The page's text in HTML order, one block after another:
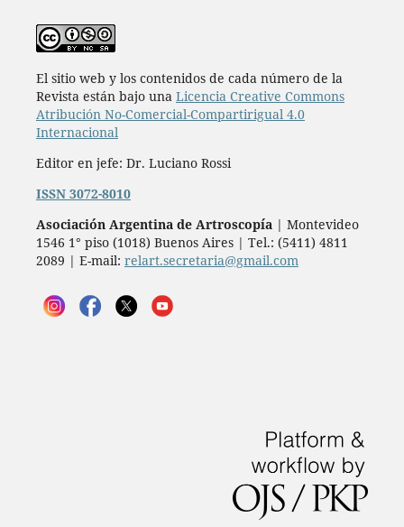
El sitio web y los contenidos de cada número de la
Revista están bajo una Licencia Creative Commons
Atribución No-Comercial-Compartirigual 4.0
Internacional
Editor en jefe: Dr. Luciano Rossi
ISSN 3072-8010
Asociación Argentina de Artroscopía| Montevideo
1546 1° piso (1018) Buenos Aires | Tel.: (5411) 4811
2089 | E-mail: relart.secretaria@gmail.com